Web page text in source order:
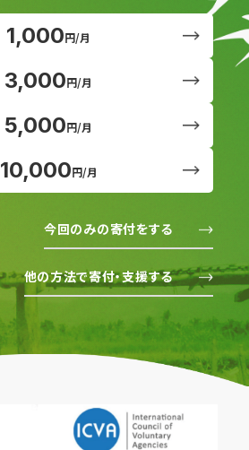
1,000円/月
3,000円/月
5,000円/月
10,000円/月
今回のみの寄付をする
他の方法で寄付・支援する